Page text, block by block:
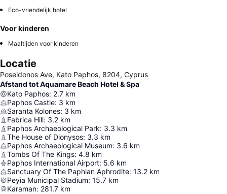
Eco-vriendelijk hotel
Voor kinderen
Maaltijden voor kinderen
Locatie
Poseidonos Ave, Kato Paphos, 8204, Cyprus
Afstand tot Aquamare Beach Hotel & Spa
Kato Paphos: 2.7 km
Paphos Castle: 3 km
Saranta Kolones: 3 km
Fabrica Hill: 3.2 km
Paphos Archaeological Park: 3.3 km
The House of Dionysos: 3.3 km
Paphos Archaeological Museum: 3.6 km
Tombs Of The Kings: 4.8 km
Paphos International Airport: 5.6 km
Sanctuary Of The Paphian Aphrodite: 13.2 km
Peyia Municipal Stadium: 15.7 km
Karaman: 281.7 km